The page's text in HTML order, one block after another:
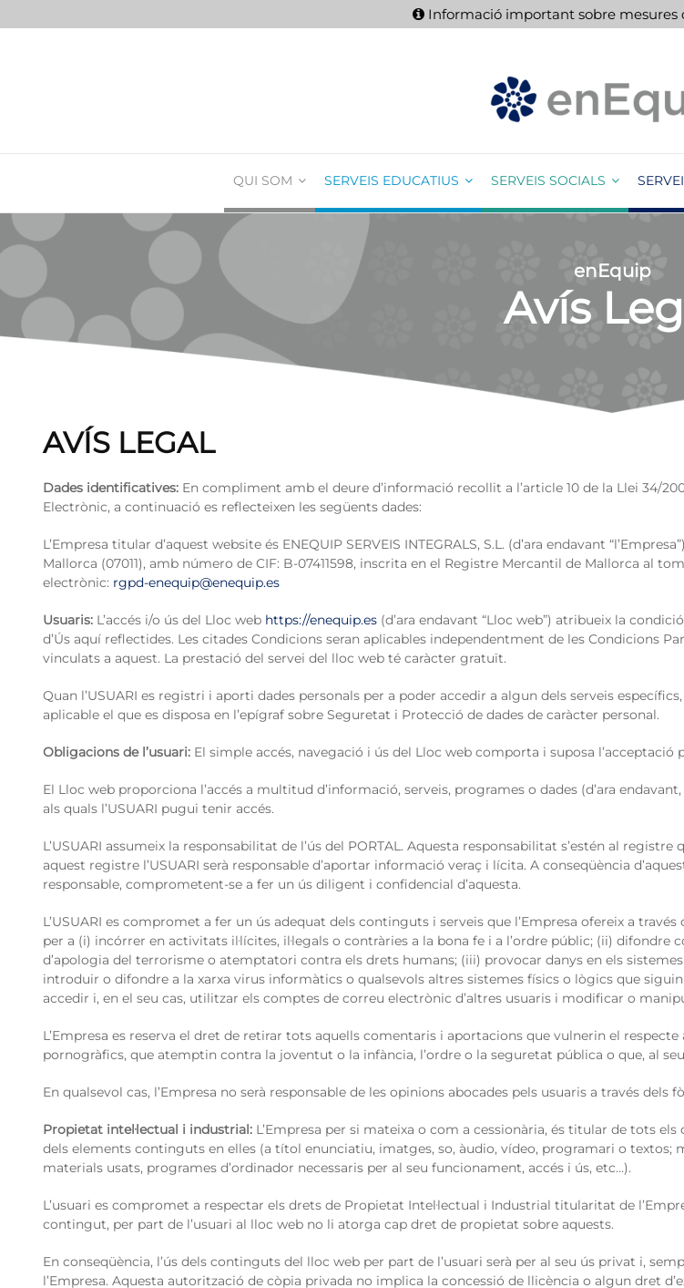
Informació important sobre mesures
QUI SOM SERVEIS EDUCATIUS SERVEIS SOCIALS
enEquip
Avís
AVÍS LEGAL
Dades identificatives: En compliment amb el deure d’informació recollit a l’article 10 de la Llei 34/
Electrònic, a continuació es reflecteixen les següents dades:
L’Empresa titular d’aquest website és ENEQUIP SERVEIS INTEGRALS, S.L. (d’ara endavant
Mallorca (07011), amb número de CIF: B-07411598, inscrita en el Registre Mercantil de Mallorca al
electrònic: rgpd-enequip@enequip.es
Usuaris: L’accés i/o ús del Lloc web https://enequip.es (d’ara endavant “Lloc web”) atribueix la
d’Ús aquí reflectides. Les citades Condicions seran aplicables independentment de les Condicions
vinculats a aquest. La prestació del servei del lloc web té caràcter gratuït.
Quan l’USUARI es registri i aporti dades personals per a poder accedir a algun dels serveis
aplicable el que es disposa en l’epígraf sobre Seguretat i Protecció de dades de caràcter personal.
Obligacions de l’usuari: El simple accés, navegació i ús del Lloc web comporta i suposa
El Lloc web proporciona l’accés a multitud d’informació, serveis, programes o dades (d’ara
als quals l’USUARI pugui tenir accés.
L’USUARI assumeix la responsabilitat de l’ús del PORTAL. Aquesta responsabilitat s’estén al
aquest registre l’USUARI serà responsable d’aportar informació veraç i lícita. A conseqüència
responsable, comprometent-se a fer un ús diligent i confidencial d’aquesta.
L’USUARI es compromet a fer un ús adequat dels continguts i serveis que l’Empresa ofereix a
per a (i) incórrer en activitats il·lícites, il·legals o contràries a la bona fe i a l’ordre públic; (ii)
d’apologia del terrorisme o atemptatori contra els drets humans; (iii) provocar danys en els
introduir o difondre a la xarxa virus informàtics o qualsevols altres sistemes físics o lògics que
accedir i, en el seu cas, utilitzar els comptes de correu electrònic d’altres usuaris i modificar o
L’Empresa es reserva el dret de retirar tots aquells comentaris i aportacions que vulnerin el
pornogràfics, que atemptin contra la joventut o la infància, l’ordre o la seguretat pública o que, al
En qualsevol cas, l’Empresa no serà responsable de les opinions abocades pels usuaris a través
Propietat intel·lectual i industrial: L’Empresa per si mateixa o com a cessionària, és titular de tots
dels elements continguts en elles (a títol enunciatiu, imatges, so, àudio, vídeo, programari o
materials usats, programes d’ordinador necessaris per al seu funcionament, accés i ús, etc…).
L’usuari es compromet a respectar els drets de Propietat Intel·lectual i Industrial titularitat de
contingut, per part de l’usuari al lloc web no li atorga cap dret de propietat sobre aquests.
En conseqüència, l’ús dels continguts del lloc web per part de l’usuari serà per al seu ús privat i,
l’Empresa. Aquesta autorització de còpia privada no implica la concessió de llicència o algun dret